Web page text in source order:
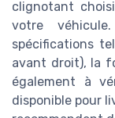
clignotant
votre
spécifications
avant droit), la
également à
disponible pour